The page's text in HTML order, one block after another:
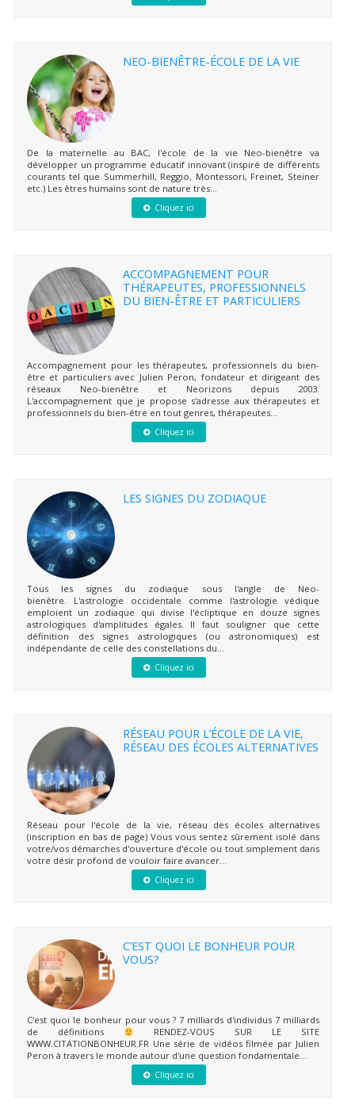
NEO-BIENÊTRE-ÉCOLE DE LA VIE
De la maternelle au BAC, l'école de la vie Neo-bienêtre va
développer un programme éducatif innovant (inspiré de différents
courants tel que Summerhill, Reggio, Montessori, Freinet, Steiner
etc.) Les êtres humains sont de nature très...
Cliquez ici
ACCOMPAGNEMENT POUR
THÉRAPEUTES, PROFESSIONNELS
DU BIEN-ÊTRE ET PARTICULIERS
Accompagnement pour les thérapeutes, professionnels du bien-
être et particuliers avec Julien Peron, fondateur et dirigeant des
réseaux Neo-bienêtre et Neorizons depuis 2003.
L'accompagnement que je propose s'adresse aux thérapeutes et
professionnels du bien-être en tout genres, thérapeutes...
Cliquez ici
LES SIGNES DU ZODIAQUE
Tous les signes du zodiaque sous l'angle de Neo-
bienêtre. L'astrologie occidentale comme l'astrologie védique
emploient un zodiaque qui divise l'écliptique en douze signes
astrologiques d'amplitudes égales. Il faut souligner que cette
définition des signes astrologiques (ou astronomiques) est
indépendante de celle des constellations du...
Cliquez ici
RÉSEAU POUR L’ÉCOLE DE LA VIE,
RÉSEAU DES ÉCOLES ALTERNATIVES
Réseau pour l'école de la vie, réseau des écoles alternatives
(inscription en bas de page) Vous vous sentez sûrement isolé dans
votre/vos démarches d'ouverture d'école ou tout simplement dans
votre désir profond de vouloir faire avancer...
Cliquez ici
C’EST QUOI LE BONHEUR POUR
VOUS?
C'est quoi le bonheur pour vous ? 7 milliards d'individus 7 milliards
de définitions
RENDEZ-VOUS SUR LE SITE
WWW.CITATIONBONHEUR.FR Une série de vidéos filmée par Julien
Peron à travers le monde autour d'une question fondamentale...
Cliquez ici